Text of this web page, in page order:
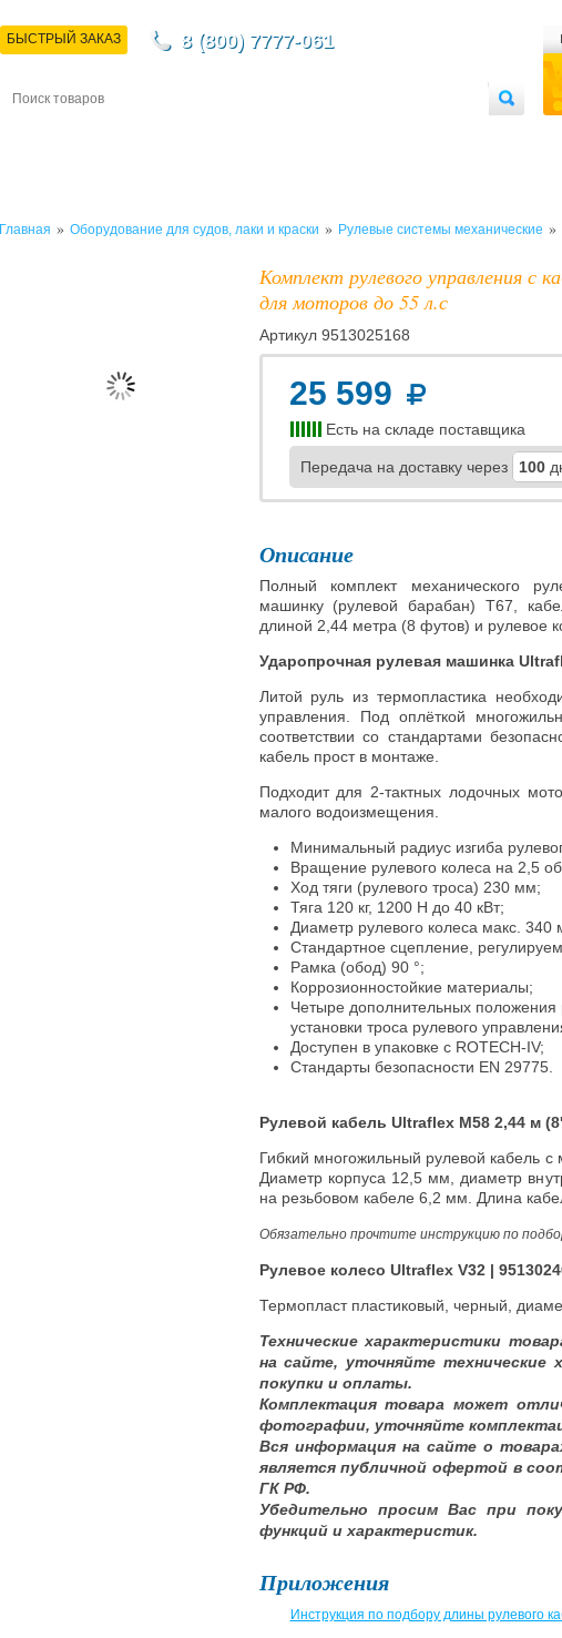
БЫСТРЫЙ ЗАКАЗ 8 (800) 7777-061
Главная » Оборудование для судов, лаки и краски » Рулевые системы механические »
Комплект рулевого управления с
для моторов до 55 л.с
Артикул 9513025168
25 599
Есть на складе поставщика
Передача на доставку через 100
Описание
Полный комплект механического
машинку (рулевой барабан) T67,
длиной 2,44 метра (8 футов) и рулевое
Ударопрочная рулевая машинка
Литой руль из термопластика
управления. Под оплёткой
соответствии со стандартами
кабель прост в монтаже.
Подходит для 2-тактных лодочных
малого водоизмещения.
Минимальный радиус изгиба
Вращение рулевого колеса на 2,5
Ход тяги (рулевого троса) 230 мм;
Тяга 120 кг, 1200 Н до 40 кВт;
Диаметр рулевого колеса макс. 340
Стандартное сцепление,
Рамка (обод) 90 °;
Коррозионностойкие материалы;
Четыре дополнительных положения
установки троса рулевого
Доступен в упаковке с ROTECH-IV;
Стандарты безопасности EN 29775.
Рулевой кабель Ultraflex M58 2,44 м
Гибкий многожильный рулевой кабель
Диаметр корпуса 12,5 мм, диаметр
на резьбовом кабеле 6,2 мм. Длина
Обязательно прочтите инструкцию по
Рулевое колесо Ultraflex V32 |
Термопласт пластиковый, черный,
Технические характеристики
на сайте, уточняйте технические
покупки и оплаты.
Комплектация товара может
фотографии, уточняйте
Вся информация на сайте о
является публичной офертой в
ГК РФ.
Убедительно просим Вас при
функций и характеристик.
Приложения
Инструкция по подбору длины рулевого